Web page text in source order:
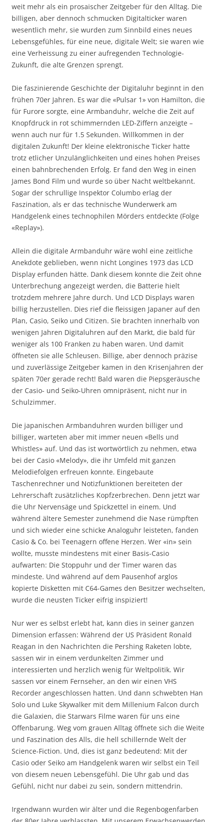
weit mehr als ein prosaischer Zeitgeber für den Alltag. Die
billigen, aber dennoch schmucken Digitalticker waren
wesentlich mehr, sie wurden zum Sinnbild eines neues
Lebensgefühles, für eine neue, digitale Welt; sie waren wie
eine Verheissung zu einer aufregenden Technologie-
Zukunft, die alte Grenzen sprengt.
Die faszinierende Geschichte der Digitaluhr beginnt in den
frühen 70er Jahren. Es war die «Pulsar 1» von Hamilton, die
für Furore sorgte, eine Armbanduhr, welche die Zeit auf
Knopfdruck in rot schimmernden LED-Ziffern anzeigte –
wenn auch nur für 1.5 Sekunden. Willkommen in der
digitalen Zukunft! Der kleine elektronische Ticker hatte
trotz etlicher Unzulänglichkeiten und eines hohen Preises
einen bahnbrechenden Erfolg. Er fand den Weg in einen
James Bond Film und wurde so über Nacht weltbekannt.
Sogar der schrullige Inspektor Columbo erlag der
Faszination, als er das technische Wunderwerk am
Handgelenk eines technophilen Mörders entdeckte (Folge
«Replay»).
Allein die digitale Armbanduhr wäre wohl eine zeitliche
Anekdote geblieben, wenn nicht Longines 1973 das LCD
Display erfunden hätte. Dank diesem konnte die Zeit ohne
Unterbrechung angezeigt werden, die Batterie hielt
trotzdem mehrere Jahre durch. Und LCD Displays waren
billig herzustellen. Dies rief die fleissigen Japaner auf den
Plan, Casio, Seiko und Citizen. Sie brachten innerhalb von
wenigen Jahren Digitaluhren auf den Markt, die bald für
weniger als 100 Franken zu haben waren. Und damit
öffneten sie alle Schleusen. Billige, aber dennoch präzise
und zuverlässige Zeitgeber kamen in den Krisenjahren der
späten 70er gerade recht! Bald waren die Piepsgeräusche
der Casio- und Seiko-Uhren omnipräsent, nicht nur in
Schulzimmer.
Die japanischen Armbanduhren wurden billiger und
billiger, warteten aber mit immer neuen «Bells und
Whistles» auf. Und das ist wortwörtlich zu nehmen, etwa
bei der Casio «Melody», die ihr Umfeld mit ganzen
Melodiefolgen erfreuen konnte. Eingebaute
Taschenrechner und Notizfunktionen bereiteten der
Lehrerschaft zusätzliches Kopfzerbrechen. Denn jetzt war
die Uhr Nervensäge und Spickzettel in einem. Und
während ältere Semester zunehmend die Nase rümpften
und sich wieder eine schicke Analoguhr leisteten, fanden
Casio & Co. bei Teenagern offene Herzen. Wer «in» sein
wollte, musste mindestens mit einer Basis-Casio
aufwarten: Die Stoppuhr und der Timer waren das
mindeste. Und während auf dem Pausenhof arglos
kopierte Disketten mit C64-Games den Besitzer wechselten,
wurde die neusten Ticker eifrig inspiziert!
Nur wer es selbst erlebt hat, kann dies in seiner ganzen
Dimension erfassen: Während der US Präsident Ronald
Reagan in den Nachrichten die Pershing Raketen lobte,
sassen wir in einem verdunkelten Zimmer und
interessierten und herzlich wenig für Weltpolitik. Wir
sassen vor einem Fernseher, an den wir einen VHS
Recorder angeschlossen hatten. Und dann schwebten Han
Solo und Luke Skywalker mit dem Millenium Falcon durch
die Galaxien, die Starwars Filme waren für uns eine
Offenbarung. Weg vom grauen Alltag öffnete sich die Weite
und Faszination des Alls, die hell schillernde Welt der
Science-Fiction. Und, dies ist ganz bedeutend: Mit der
Casio oder Seiko am Handgelenk waren wir selbst ein Teil
von diesem neuen Lebensgefühl. Die Uhr gab und das
Gefühl, nicht nur dabei zu sein, sondern mittendrin.
Irgendwann wurden wir älter und die Regenbogenfarben